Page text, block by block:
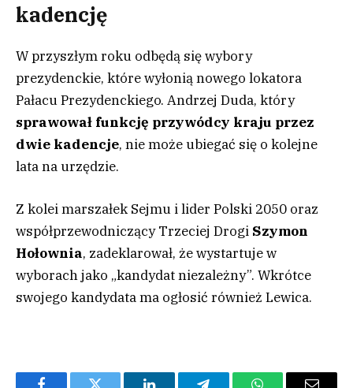
kadencję
W przyszłym roku odbędą się wybory
prezydenckie, które wyłonią nowego lokatora
Pałacu Prezydenckiego. Andrzej Duda, który
sprawował funkcję przywódcy kraju przez
dwie kadencje, nie może ubiegać się o kolejne
lata na urzędzie.
Z kolei marszałek Sejmu i lider Polski 2050 oraz
współprzewodniczący Trzeciej Drogi Szymon
Hołownia, zadeklarował, że wystartuje w
wyborach jako „kandydat niezależny”. Wkrótce
swojego kandydata ma ogłosić również Lewica.